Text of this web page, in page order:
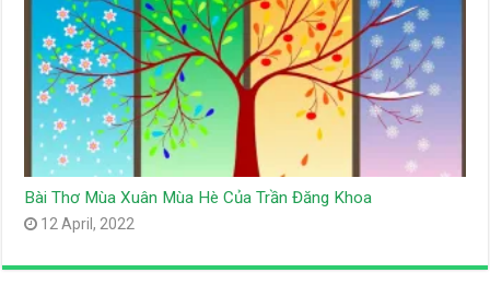
Bài Thơ Mùa Xuân Mùa Hè Của Trần Đăng Khoa
12 April, 2022